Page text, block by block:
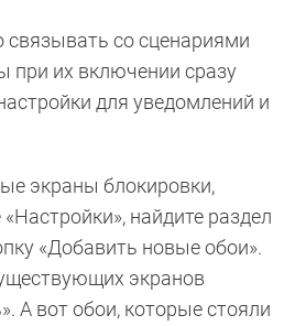
со сценариями
при их включении сразу
для уведомлений и
экраны блокировки,
найдите раздел
«Добавить новые обои».
экранов
А вот обои, которые стояли